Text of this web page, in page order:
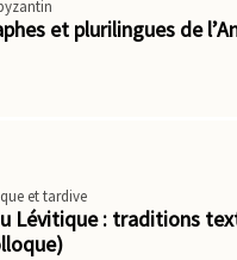
et plurilingues de
et tardive
Lévitique : traditions